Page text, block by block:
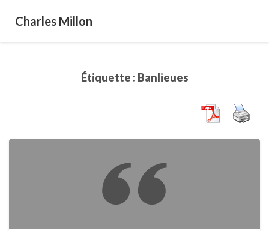
Charles Millon
Étiquette : Banlieues